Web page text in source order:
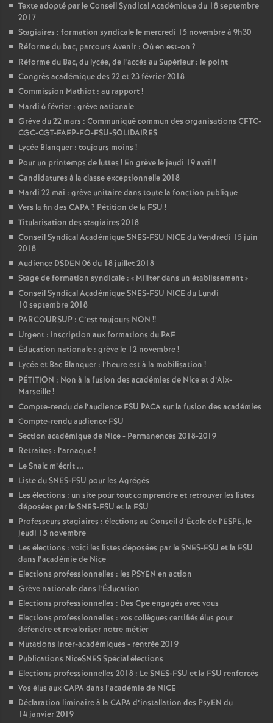
Texte adopté par le Conseil Syndical Académique du 18 septembre
2017
Stagiaires : formation syndicale le mercredi 15 novembre à 9h30
Réforme du bac, parcours Avenir : Où en est-on ?
Réforme du Bac, du lycée, de l’accès au Supérieur : le point
Congrès académique des 22 et 23 février 2018
Commission Mathiot : au rapport!
Mardi 6 février : grève nationale
Grève du 22 mars : Communiqué commun des organisations CFTC-
CGC-CGT-FAFP-FO-FSU-SOLIDAIRES
Lycée Blanquer : toujours moins !
Pour un printemps de luttes ! En grève le jeudi 19 avril!
Candidatures à la classe exceptionnelle 2018
Mardi 22 mai : grève unitaire dans toute la fonction publique
Vers la fin des CAPA? Pétition de la FSU !
Titularisation des stagiaires 2018
Conseil Syndical Académique SNES-FSU NICE du Vendredi 15 juin
2018
Audience DSDEN 06 du 18 juillet 2018
Stage de formation syndicale : « Militer dans un établissement»
Conseil Syndical Académique SNES-FSU NICE du Lundi
10 septembre 2018
PARCOURSUP : C’est toujours NON !!
Urgent : inscription aux formations du PAF
Éducation nationale : grève le 12 novembre!
Lycée et Bac Blanquer : l’heure est à la mobilisation !
PÉTITION : Non à la fusion des académies de Nice et d’Aix-
Marseille!
Compte-rendu de l’audience FSU PACA sur la fusion des académies
Compte-rendu audience FSU
Section académique de Nice - Permanences 2018-2019
Retraites : l’arnaque!
Le Snalc m’écrit ...
Liste du SNES-FSU pour les Agrégés
Les élections : un site pour tout comprendre et retrouver les listes
déposées par le SNES-FSU et la FSU
Professeurs stagiaires : élections au Conseil d’École de l’ESPE, le
jeudi 15 novembre
Les élections : voici les listes déposées par le SNES-FSU et la FSU
dans l’académie de Nice
Elections professionnelles : les PSYEN en action
Grève nationale dans l’Éducation
Elections professionnelles : Des Cpe engagés avec vous
Elections professionnelles : vos collègues certifiés élus pour
défendre et revaloriser notre métier
Mutations inter-académiques - rentrée 2019
Publications NiceSNES Spécial élections
Elections professionnelles 2018 : Le SNES-FSU et la FSU renforcés
Vos élus aux CAPA dans l’académie de NICE
Déclaration liminaire à la CAPA d’installation des PsyEN du
14 janvier 2019